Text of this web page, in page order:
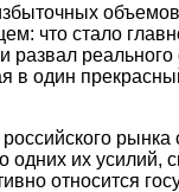
что стало
в один
их усилий,
относится